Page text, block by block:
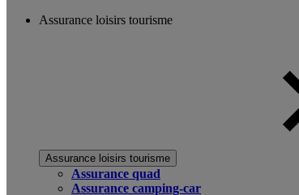
Assurance loisirs tourisme
Assurance loisirs tourisme
Assurance quad
Assurance camping-car